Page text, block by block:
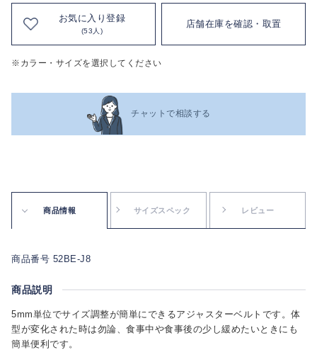
お気に入り登録
(53人)
店舗在庫を確認・取置
※カラー・サイズを選択してください
チャットで相談する
商品情報 サイズスペック レビュー
商品番号 52BE-J8
商品説明
5mm単位でサイズ調整が簡単にできるアジャスターベルトです。体
型が変化された時は勿論、食事中や食事後の少し緩めたいときにも
簡単便利です。